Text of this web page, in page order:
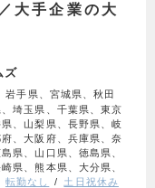
大手企業の大
ズ
岩手県、宮城県、秋田
埼玉県、千葉県、東京
、山梨県、長野県、岐
、大阪府、兵庫県、奈
県、山口県、徳島県、
県、熊本県、大分県、
転勤なし 土日祝休み